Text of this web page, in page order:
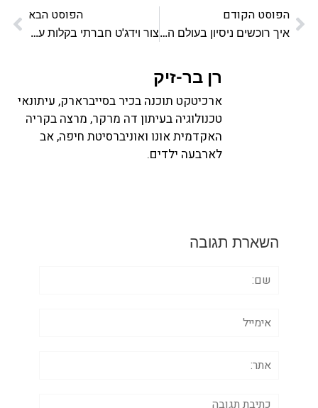
הפוסט הקודם
איך רוכשים ניסיון בעולם ה-Web?
הפוסט הבא
צור וידג'ט חברתי בקלות עם Zooshia
רן בר-זיק
ארכיטקט תוכנה בכיר בסייברארק, עיתונאי
טכנולוגיה בעיתון דה מרקר, מרצה בקריה
האקדמית אונו ואוניברסיטת חיפה, אב
לארבעה ילדים.
השארת תגובה
תגובה